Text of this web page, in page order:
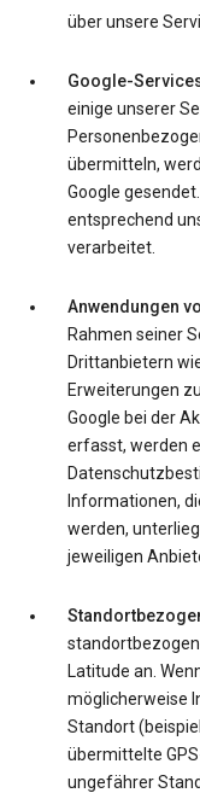
über unsere
Google-
einige unserer
übermitteln,
Google
entsprechend
verarbeitet.
Anwendungen
Rahmen seiner
Drittanbietern
Erweiterungen
Google bei der
erfasst, werden
Informationen,
werden,
jeweiligen
Latitude an.
möglicherweise
Standort
übermittelte
ungefährer